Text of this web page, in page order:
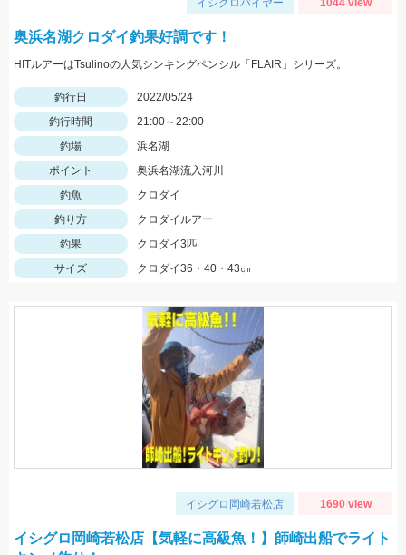
イシグロバイヤー 1044 view
奥浜名湖クロダイ釣果好調です！
HITルアーはTsulinoの人気シンキングペンシル「FLAIR」シリーズ。
釣行日
2022/05/24
釣行時間
21:00～22:00
釣場
浜名湖
ポイント
奥浜名湖流入河川
釣魚
クロダイ
釣り方
クロダイルアー
釣果
クロダイ3匹
サイズ
クロダイ36・40・43㎝
イシグロ岡崎若松店 1690 view
イシグロ岡崎若松店【気軽に高級魚！】師崎出船でライト